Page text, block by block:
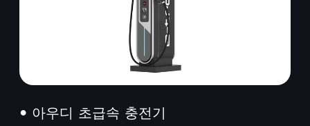
• 아우디 초급속 충전기